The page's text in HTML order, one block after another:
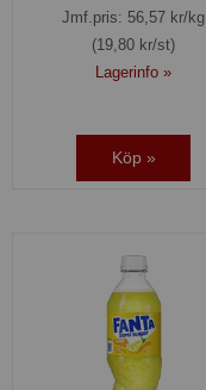
Jmf.pris: 56,57 kr/kg
(19,80 kr/st)
Lagerinfo »
Köp »